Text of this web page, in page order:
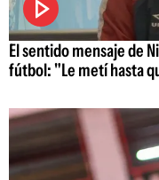
El sentido mensaje de
fútbol: "Le metí hasta